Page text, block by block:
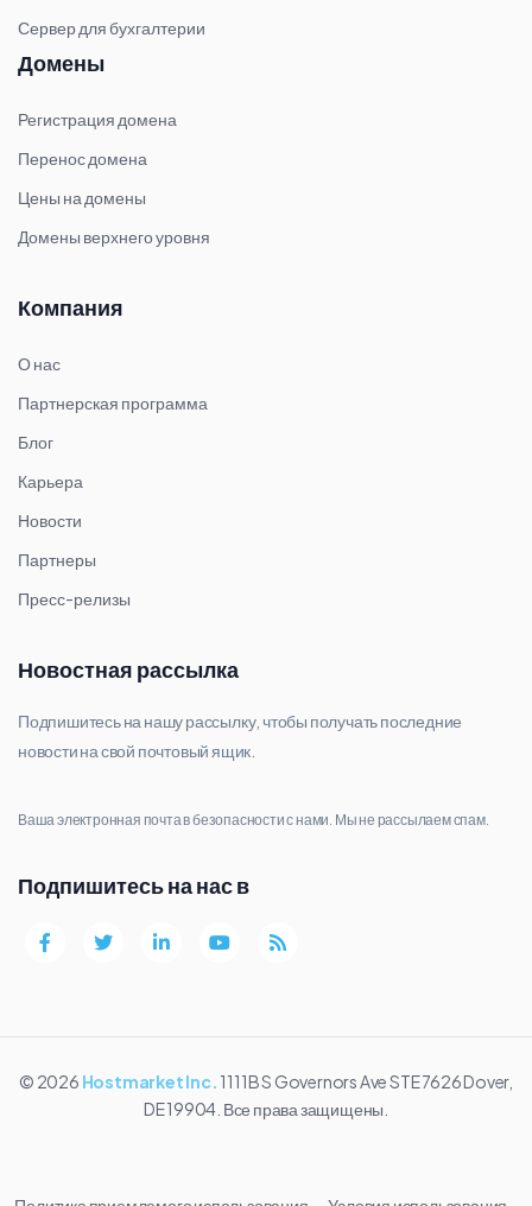
Сервер для бухгалтерии
Домены
Регистрация домена
Перенос домена
Цены на домены
Домены верхнего уровня
Компания
О нас
Партнерская программа
Блог
Карьера
Новости
Партнеры
Пресс-релизы
Новостная рассылка
Подпишитесь на нашу рассылку, чтобы получать последние
новости на свой почтовый ящик.
Ваша электронная почта в безопасности с нами. Мы не рассылаем спам.
Подпишитесь на нас в
© 2026 Hostmarket Inc. 1111B S Governors Ave STE 7626 Dover,
DE 19904. Все права защищены.